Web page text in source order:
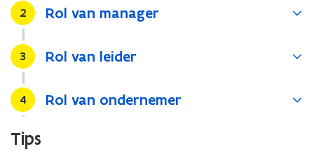
Stap
2 Rol van manager
Stap
3 Rol van leider
Stap
4 Rol van ondernemer
Tips